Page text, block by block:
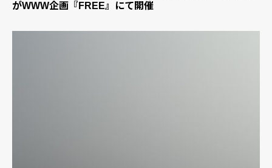
がWWW企画『FREE』にて開催